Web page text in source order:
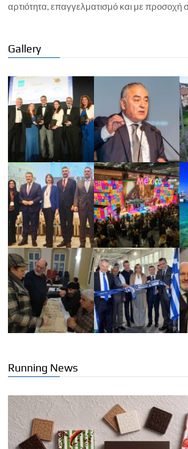
αρτιότητα, επαγγελματισμό και με προσοχή
Gallery
Running News